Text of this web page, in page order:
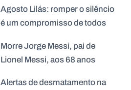
Agosto Lilás: romper o silêncio
é um compromisso de todos
Morre Jorge Messi, pai de
Lionel Messi, aos 68 anos
Alertas de desmatamento na